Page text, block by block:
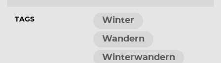
TAGS Winter
Wandern
Winterwandern